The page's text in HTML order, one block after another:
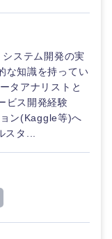
システム開発の実
な知識を持ってい
タアナリストと
ビス開発経験
ン(Kaggle等)へ
タ...